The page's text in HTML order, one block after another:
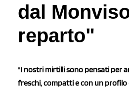
dal
reparto"
"I nostri mirtilli sono pensati per
freschi, compatti e con un